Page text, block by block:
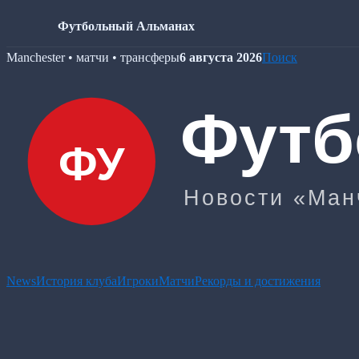
Футбольный Альманах
Skip
Manchester • матчи • трансферы6 августа 2026Поиск
NewsИстория клубаИгрокиМатчиРекорды и достижения